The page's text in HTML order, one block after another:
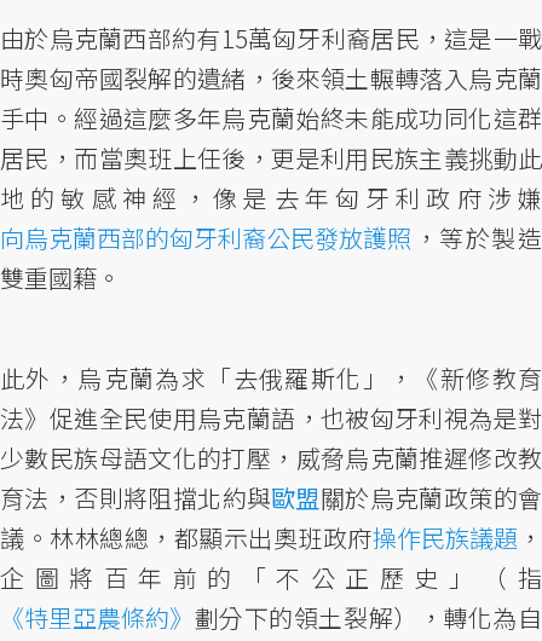
由於烏克蘭西部約有15萬匈牙利裔居民，這是一戰
時奧匈帝國裂解的遺緒，後來領土輾轉落入烏克蘭
手中。經過這麼多年烏克蘭始終未能成功同化這群
居民，而當奧班上任後，更是利用民族主義挑動此
地的敏感神經，像是去年匈牙利政府涉嫌
向烏克蘭西部的匈牙利裔公民發放護照 ，等於製造
雙重國籍。
此外，烏克蘭為求「去俄羅斯化」，《新修教育
法》促進全民使用烏克蘭語，也被匈牙利視為是對
少數民族母語文化的打壓，威脅烏克蘭推遲修改教
育法，否則將阻擋北約與歐盟關於烏克蘭政策的會
議。林林總總，都顯示出奧班政府操作民族議題 ，
企圖將百年前的「不公正歷史」（指
《特里亞農條約》 劃分下的領土裂解），轉化為自